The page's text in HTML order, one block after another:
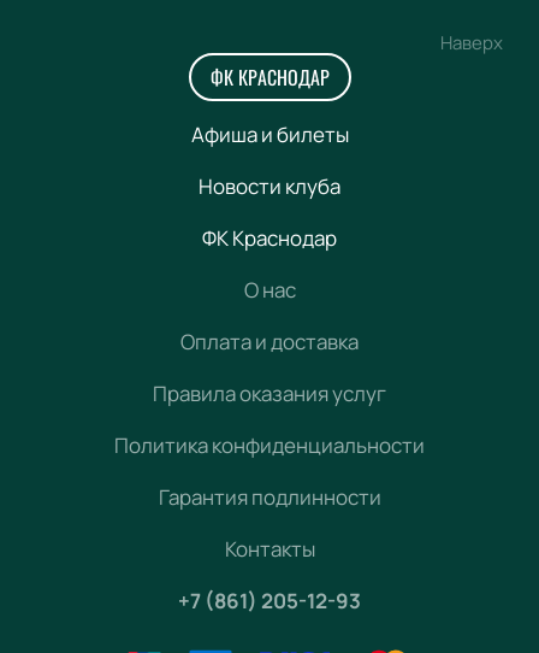
Наверх
ФК КРАСНОДАР
Афиша и билеты
Новости клуба
ФК Краснодар
О нас
Оплата и доставка
Правила оказания услуг
Политика конфиденциальности
Гарантия подлинности
Контакты
+7 (861) 205-12-93